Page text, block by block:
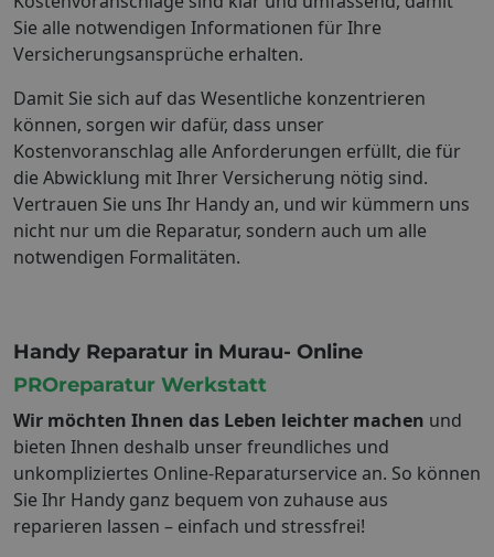
Sie alle notwendigen Informationen für Ihre
Versicherungsansprüche erhalten.
Damit Sie sich auf das Wesentliche konzentrieren
können, sorgen wir dafür, dass unser
Kostenvoranschlag alle Anforderungen erfüllt, die für
die Abwicklung mit Ihrer Versicherung nötig sind.
Vertrauen Sie uns Ihr Handy an, und wir kümmern uns
nicht nur um die Reparatur, sondern auch um alle
notwendigen Formalitäten.
Handy Reparatur in Murau- Online
PROreparatur Werkstatt
Wir möchten Ihnen das Leben leichter machen und
bieten Ihnen deshalb unser freundliches und
unkompliziertes Online-Reparaturservice an. So können
Sie Ihr Handy ganz bequem von zuhause aus
reparieren lassen – einfach und stressfrei!